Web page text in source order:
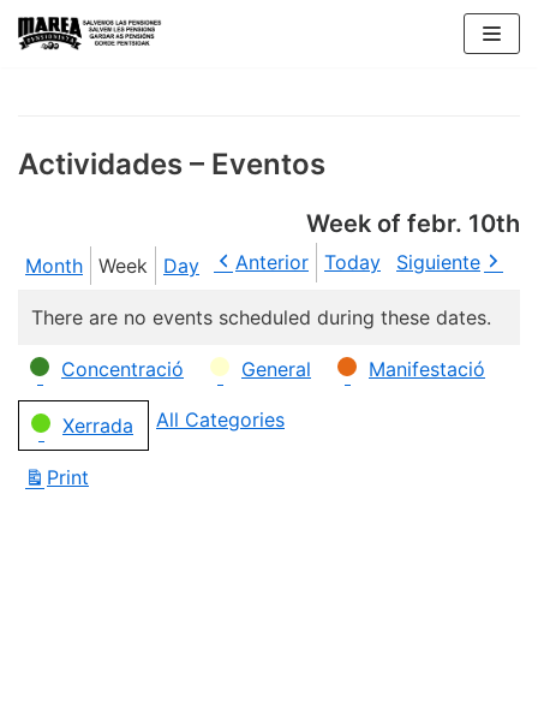
Skip
Actividades – Eventos
Week of febr. 10th
Month Week Day Anterior Today Siguiente
There are no events scheduled during these dates.
Categories
Concentració General Manifestació
Xerrada All Categories
Print